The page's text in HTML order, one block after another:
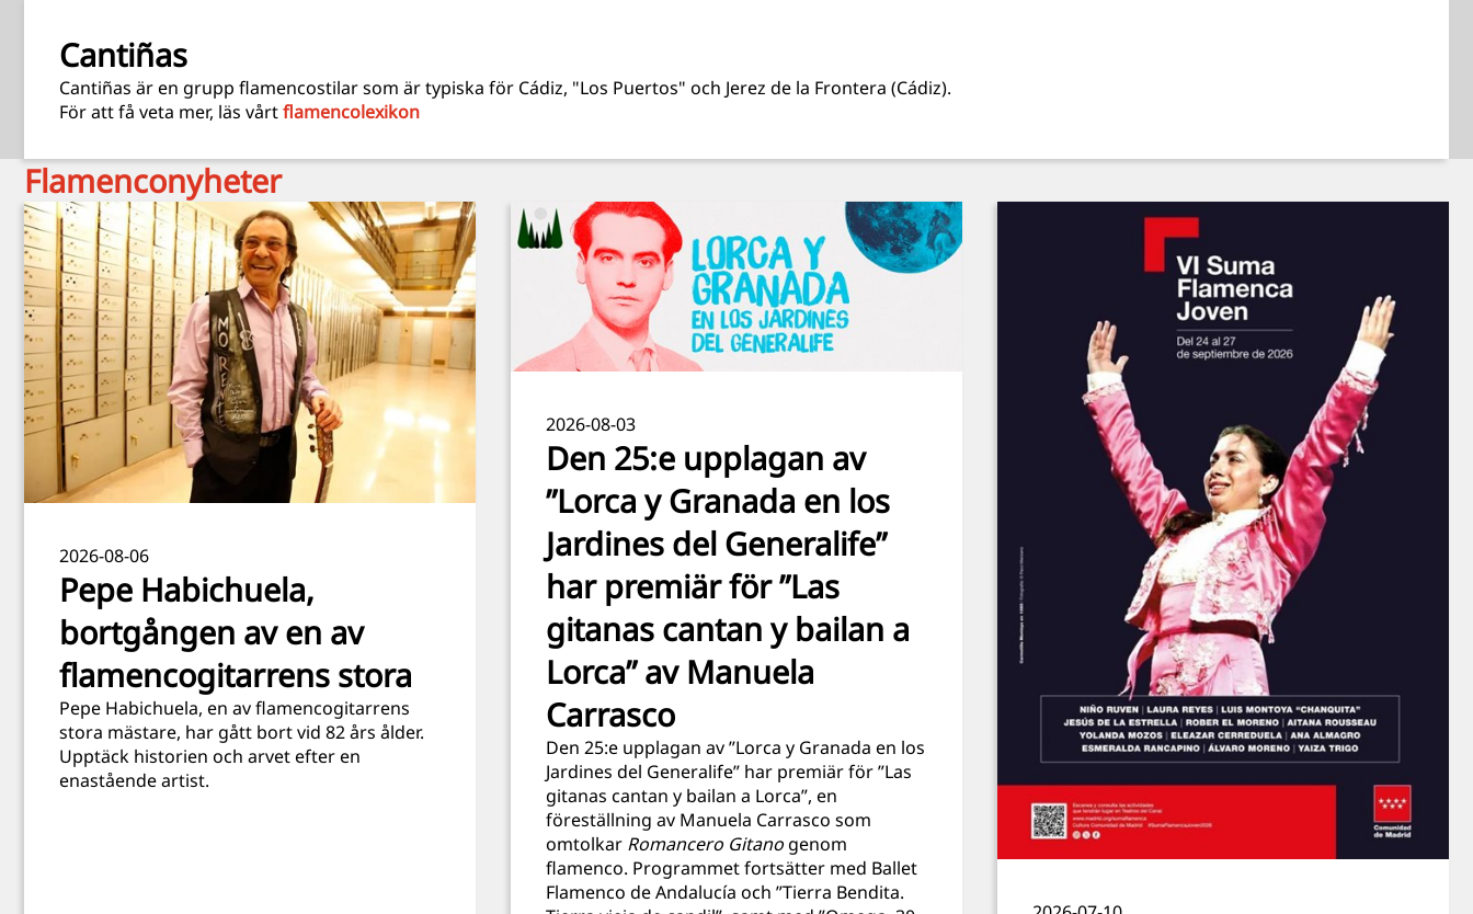
Cantiñas
Cantiñas är en grupp flamencostilar som är typiska för Cádiz, "Los Puertos" och Jerez de la Frontera (Cádiz).
För att få veta mer, läs vårtflamencolexikon
Flamenconyheter
2026-08-06
Pepe Habichuela,
bortgången av en av
flamencogitarrens stora
Pepe Habichuela, en av flamencogitarrens
stora mästare, har gått bort vid 82 års ålder.
Upptäck historien och arvet efter en
enastående artist.
2026-08-03
Den 25:e upplagan av
”Lorca y Granada en los
Jardines del Generalife”
har premiär för ”Las
gitanas cantan y bailan a
Lorca” av Manuela
Carrasco
Den 25:e upplagan av ”Lorca y Granada en los
Jardines del Generalife” har premiär för ”Las
gitanas cantan y bailan a Lorca”, en
föreställning av Manuela Carrasco som
omtolkar Romancero Gitano genom
flamenco. Programmet fortsätter med Ballet
Flamenco de Andalucía och ”Tierra Bendita.